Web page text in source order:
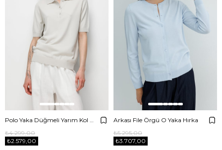
Polo Yaka Düğmeli Yarım Kol Triko
₺2.579,00
₺4.299,00
Arkası File Örgü O Yaka Hırka
₺3.707,00
₺5.295,00